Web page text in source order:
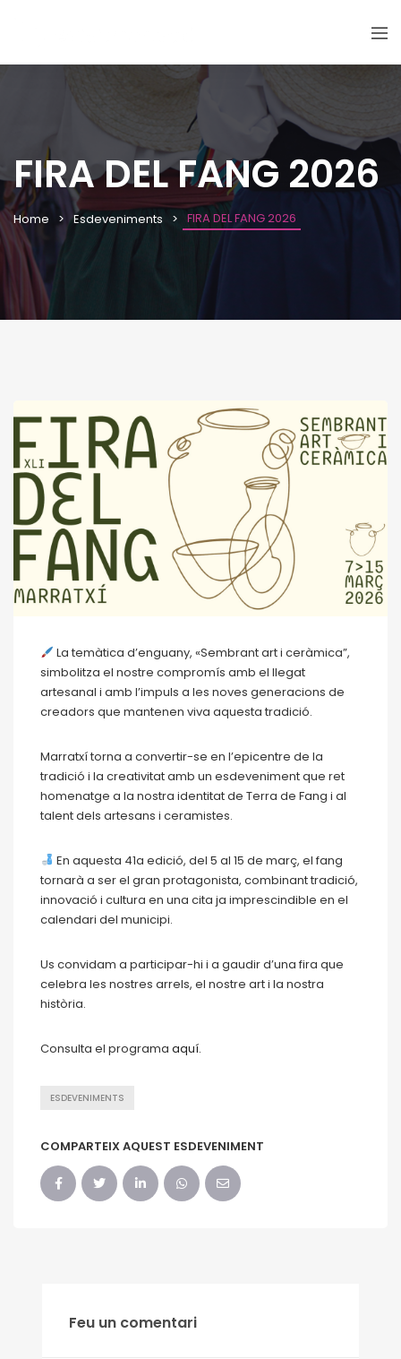
FIRA DEL FANG 2026
Home Esdeveniments FIRA DEL FANG 2026
La temàtica d’enguany, «Sembrant art i ceràmica”,
simbolitza el nostre compromís amb el llegat
artesanal i amb l’impuls a les noves generacions de
creadors que mantenen viva aquesta tradició.
Marratxí torna a convertir-se en l’epicentre de la
tradició i la creativitat amb un esdeveniment que ret
homenatge a la nostra identitat de Terra de Fang i al
talent dels artesans i ceramistes.
En aquesta 41a edició, del 5 al 15 de març, el fang
tornarà a ser el gran protagonista, combinant tradició,
innovació i cultura en una cita ja imprescindible en el
calendari del municipi.
Us convidam a participar-hi i a gaudir d’una fira que
celebra les nostres arrels, el nostre art i la nostra
història.
Consulta el programa aquí.
ESDEVENIMENTS
COMPARTEIX AQUEST ESDEVENIMENT
Feu un comentari